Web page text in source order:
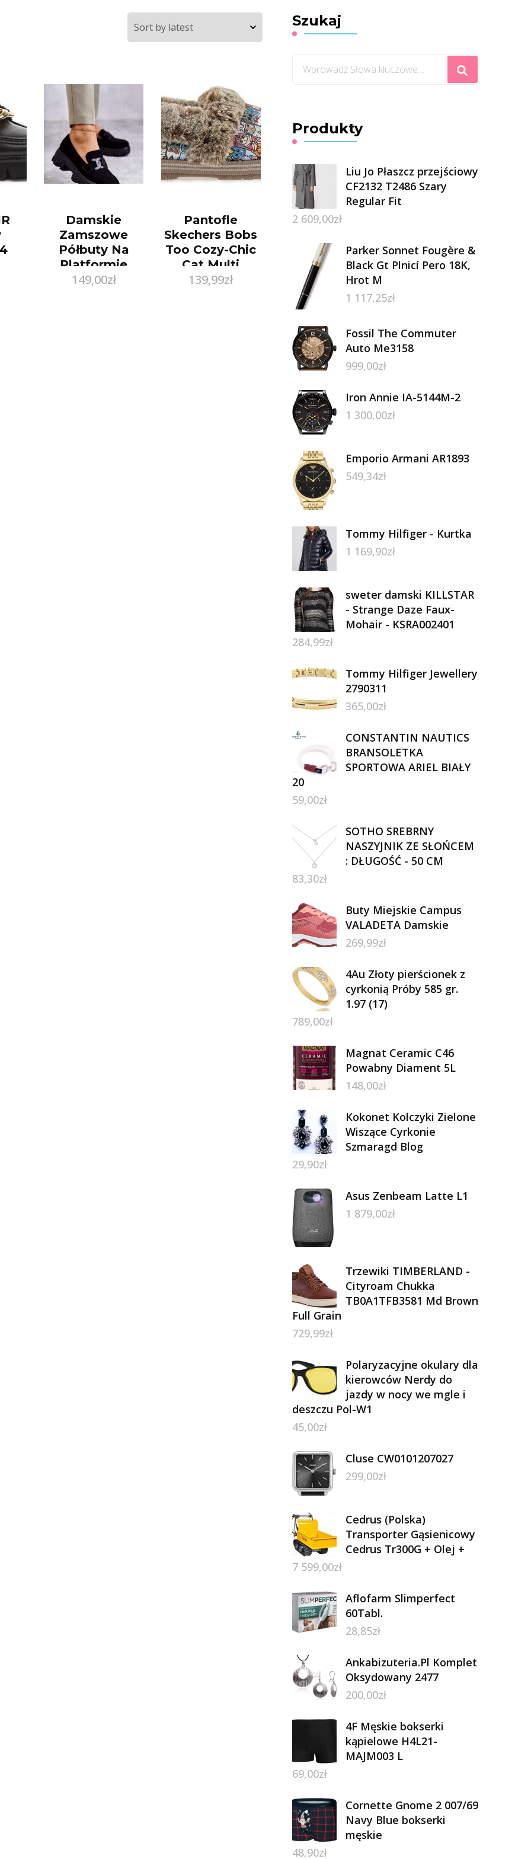
Damskie
Zamszowe
Półbuty Na
Platformie
Czarne Janne :
149,00zł
Pantofle
Skechers Bobs
Too Cozy-Chic
Cat Multi
33347MLT –
139,99zł
Szukaj
Szukasz
Produkty
Liu Jo Płaszcz przejściowy
CF2132 T2486 Szary
Regular Fit
2 609,00zł
Parker Sonnet Fougère &
Black Gt Plnicí Pero 18K,
Hrot M
1 117,25zł
Fossil The Commuter
Auto Me3158
999,00zł
Iron Annie IA-5144M-2
1 300,00zł
Emporio Armani AR1893
549,34zł
Tommy Hilfiger - Kurtka
1 169,90zł
sweter damski KILLSTAR
- Strange Daze Faux-
Mohair - KSRA002401
284,99zł
Tommy Hilfiger Jewellery
2790311
365,00zł
CONSTANTIN NAUTICS
BRANSOLETKA
SPORTOWA ARIEL BIAŁY
20
59,00zł
SOTHO SREBRNY
NASZYJNIK ZE SŁOŃCEM
: DŁUGOŚĆ - 50 CM
83,30zł
Buty Miejskie Campus
VALADETA Damskie
269,99zł
4Au Złoty pierścionek z
cyrkonią Próby 585 gr.
1.97 (17)
789,00zł
Magnat Ceramic C46
Powabny Diament 5L
148,00zł
Kokonet Kolczyki Zielone
Wiszące Cyrkonie
Szmaragd Blog
29,90zł
Asus Zenbeam Latte L1
1 879,00zł
Trzewiki TIMBERLAND -
Cityroam Chukka
TB0A1TFB3581 Md Brown
Full Grain
729,99zł
Polaryzacyjne okulary dla
kierowców Nerdy do
jazdy w nocy we mgle i
deszczu Pol-W1
45,00zł
Cluse CW0101207027
299,00zł
Cedrus (Polska)
Transporter Gąsienicowy
Cedrus Tr300G + Olej +
7 599,00zł
Aflofarm Slimperfect
60Tabl.
28,85zł
Ankabizuteria.Pl Komplet
Oksydowany 2477
200,00zł
4F Męskie bokserki
kąpielowe H4L21-
MAJM003 L
69,00zł
Cornette Gnome 2 007/69
Navy Blue bokserki
męskie
48,90zł